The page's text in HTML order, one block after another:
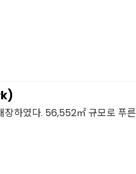
하였다. 56,552㎡ 규모로 푸른